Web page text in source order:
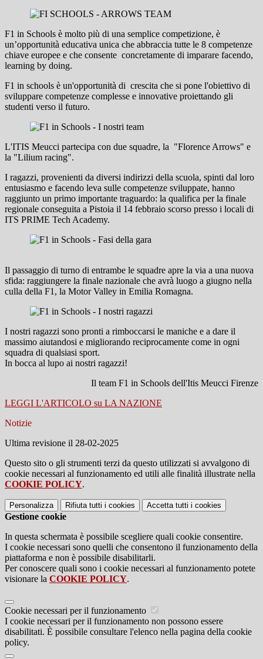
F1 in Schools è molto più di una semplice competizione, è
un’opportunità educativa unica che abbraccia tutte le 8 competenze
chiave europee e che consente concretamente di imparare facendo,
learning by doing.
F1 in schools è un'opportunità di crescita che si pone l'obiettivo di
sviluppare competenze complesse e innovative proiettando gli
studenti verso il futuro.
L'ITIS Meucci partecipa con due squadre, la "Florence Arrows" e
la "Lilium racing".
I ragazzi, provenienti da diversi indirizzi della scuola, spinti dal loro
entusiasmo e facendo leva sulle competenze sviluppate, hanno
raggiunto un primo importante traguardo: la qualifica per la finale
regionale conseguita a Pistoia il 14 febbraio scorso presso i locali di
ITS PRIME Tech Academy.
Il passaggio di turno di entrambe le squadre apre la via a una nuova
sfida: raggiungere la finale nazionale che avrà luogo a giugno nella
culla della F1, la Motor Valley in Emilia Romagna.
I nostri ragazzi sono pronti a rimboccarsi le maniche e a dare il
massimo aiutandosi e migliorando reciprocamente come in ogni
squadra di qualsiasi sport.
In bocca al lupo ai nostri ragazzi!
Il team F1 in Schools dell'Itis Meucci Firenze
LEGGI L'ARTICOLO su LA NAZIONE
Notizie
Ultima revisione il 28-02-2025
Questo sito o gli strumenti terzi da questo utilizzati si avvalgono di
cookie necessari al funzionamento ed utili alle finalità illustrate nella
COOKIE POLICY.
Personalizza Rifiuta tutti i cookies Accetta tutti i cookies
Gestione cookie
In questa schermata è possibile scegliere quali cookie consentire.
I cookie necessari sono quelli che consentono il funzionamento della
piattaforma e non è possibile disabilitarli.
Per conoscere quali sono i cookie necessari al funzionamento potete
visionare la COOKIE POLICY.
Cookie necessari per il funzionamento
I cookie necessari per il funzionamento non possono essere
disabilitati. È possibile consultare l'elenco nella pagina della cookie
policy.